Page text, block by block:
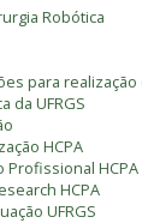
Robótica
para
da UFRGS
HCPA
Profissional HCPA
HCPA
UFRGS